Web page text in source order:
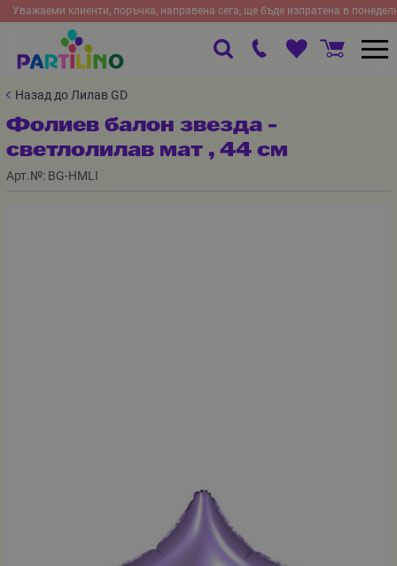
Уважаеми клиенти, поръчка, направена сега, ще бъде изпратена в
Назад до Лилав GD
Фолиев балон звезда -
светлолилав мат , 44 см
Арт.№: BG-HMLI